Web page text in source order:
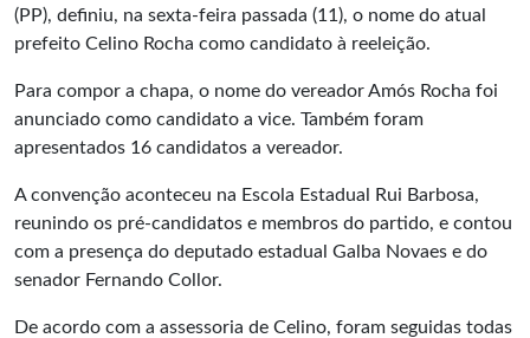
(PP), definiu, na sexta-feira passada (11), o nome do atual
prefeito Celino Rocha como candidato à reeleição.
Para compor a chapa, o nome do vereador Amós Rocha foi
anunciado como candidato a vice. Também foram
apresentados 16 candidatos a vereador.
A convenção aconteceu na Escola Estadual Rui Barbosa,
reunindo os pré-candidatos e membros do partido, e contou
com a presença do deputado estadual Galba Novaes e do
senador Fernando Collor.
De acordo com a assessoria de Celino, foram seguidas todas